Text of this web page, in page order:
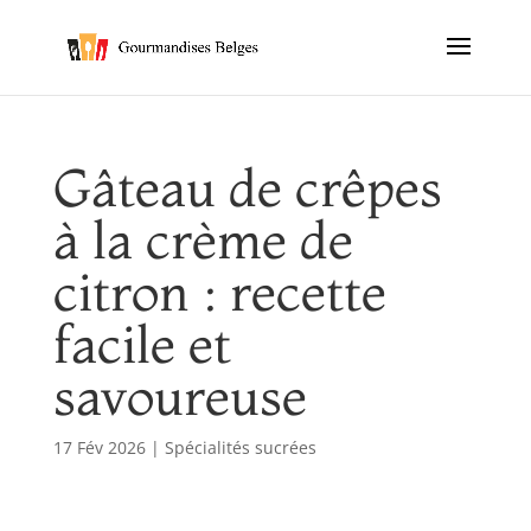
Gâteau de crêpes
à la crème de
citron : recette
facile et
savoureuse
17 Fév 2026| Spécialités sucrées